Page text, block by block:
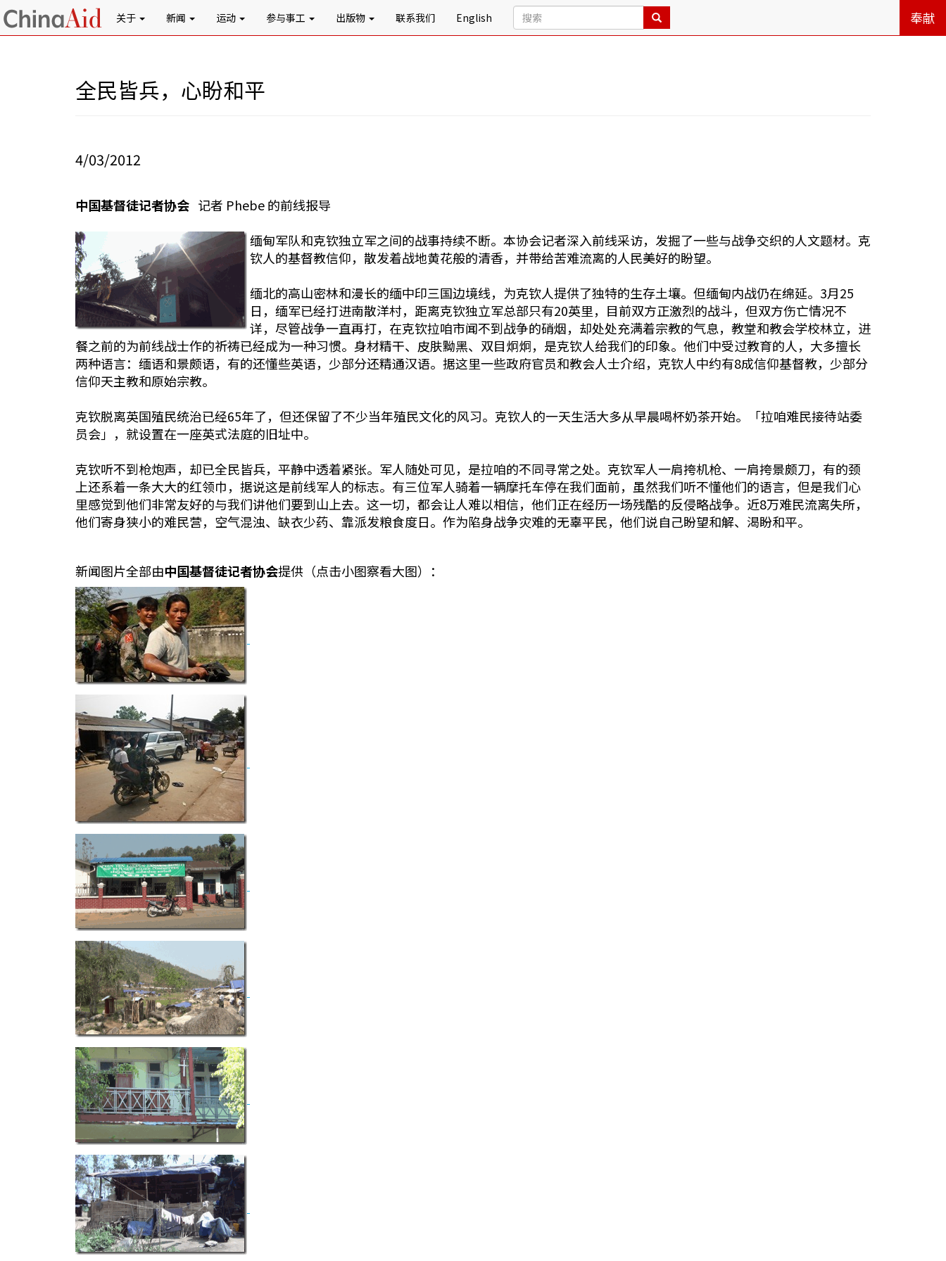
关于 新闻 运动 参与事工 出版物 联系我们 English 奉献
全民皆兵，心盼和平
4/03/2012
中国基督徒记者协会 记者 Phebe 的前线报导
缅甸军队和克钦独立军之间的战事持续不断。本协会记者深入前线采访，发掘了一些与战争交织的人文题材。克
钦人的基督教信仰，散发着战地黄花般的清香，并带给苦难流离的人民美好的盼望。
缅北的高山密林和漫长的缅中印三国边境线，为克钦人提供了独特的生存土壤。但缅甸内战仍在绵延。3月25
日，缅军已经打进南散洋村，距离克钦独立军总部只有20英里，目前双方正激烈的战斗，但双方伤亡情况不
详，尽管战争一直再打，在克钦拉咱市闻不到战争的硝烟，却处处充满着宗教的气息，教堂和教会学校林立，进
餐之前的为前线战士作的祈祷已经成为一种习惯。身材精干、皮肤黝黑、双目炯炯，是克钦人给我们的印象。他们中受过教育的人，大多擅长
两种语言：缅语和景颇语，有的还懂些英语，少部分还精通汉语。据这里一些政府官员和教会人士介绍，克钦人中约有8成信仰基督教，少部分
信仰天主教和原始宗教。
克钦脱离英国殖民统治已经65年了，但还保留了不少当年殖民文化的风习。克钦人的一天生活大多从早晨喝杯奶茶开始。「拉咱难民接待站委
员会」，就设置在一座英式法庭的旧址中。
克钦听不到枪炮声，却已全民皆兵，平静中透着紧张。军人随处可见，是拉咱的不同寻常之处。克钦军人一肩挎机枪、一肩挎景颇刀，有的颈
上还系着一条大大的红领巾，据说这是前线军人的标志。有三位军人骑着一辆摩托车停在我们面前，虽然我们听不懂他们的语言，但是我们心
里感觉到他们非常友好的与我们讲他们要到山上去。这一切，都会让人难以相信，他们正在经历一场残酷的反侵略战争。近8万难民流离失所，
他们寄身狭小的难民营，空气混浊、缺衣少药、靠派发粮食度日。作为陷身战争灾难的无辜平民，他们说自己盼望和解、渴盼和平。
新闻图片全部由中国基督徒记者协会提供（点击小图察看大图）：